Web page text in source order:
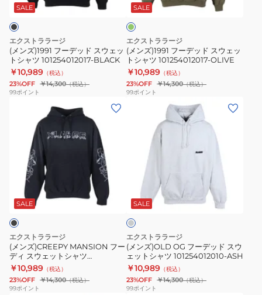
ド
ス
ウ
ェ
ッ
ト
シ
101254012017-
BLACK
SALE
エクストララージ
(メンズ)1991 フーデッド スウェッ
トシャツ 101254012017-BLACK
￥10,989 （税込）
23%OFF ￥14,300（税込）
99ポイント
ド
ス
ウ
ェ
ッ
ト
シ
101254012017-
OLIVE
SALE
ー
エクストララージ
(メンズ)1991 フーデッド スウェッ
トシャツ 101254012017-OLIVE
￥10,989 （税込）
23%OFF ￥14,300（税込）
99ポイント
ズ)CREEPY
MANSION
ィ
ス
ウ
ェ
ッ
ト
シ
SALE
エクストララージ
(メンズ)CREEPY MANSION フー
ディ スウェットシャツ
101254012005-BLACK
￥10,989 （税込）
23%OFF ￥14,300（税込）
99ポイント
ズ)OLD
ッ
ド
ス
ウ
ェ
ッ
ト
SALE
グ
レ
エクストララージ
(メンズ)OLD OG フーデッド スウ
ェットシャツ 101254012010-ASH
￥10,989 （税込）
23%OFF ￥14,300（税込）
99ポイント